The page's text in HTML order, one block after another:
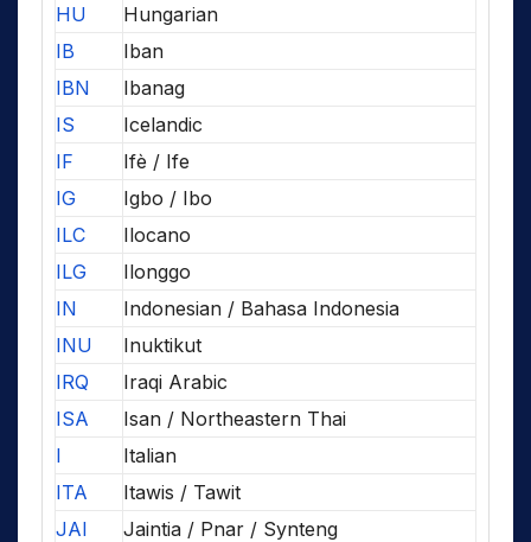
HU
Hungarian
IB
Iban
IBN
Ibanag
IS
Icelandic
IF
Ifè / Ife
IG
Igbo / Ibo
ILC
Ilocano
ILG
Ilonggo
IN
Indonesian / Bahasa Indonesia
INU
Inuktikut
IRQ
Iraqi Arabic
ISA
Isan / Northeastern Thai
I
Italian
ITA
Itawis / Tawit
JAI
Jaintia / Pnar / Synteng